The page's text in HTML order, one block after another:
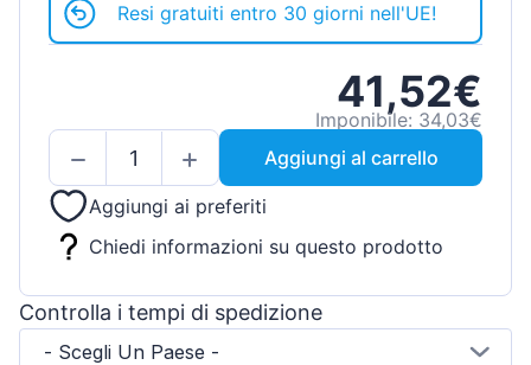
Resi gratuiti entro 30 giorni nell'UE!
41,52€
Imponibile: 34,03€
Aggiungi al carrello
Aggiungi ai preferiti
Chiedi informazioni su questo prodotto
Controlla i tempi di spedizione
- Scegli Un Paese -